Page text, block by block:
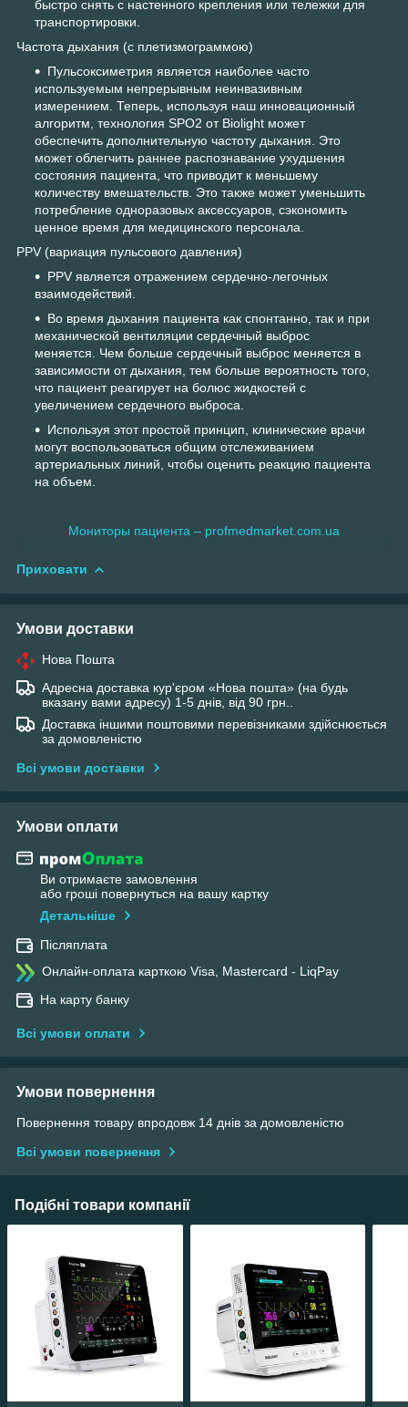
быстро снять с настенного крепления или тележки для
транспортировки.
Частота дыхания (с плетизмограммою)
Пульсоксиметрия является наиболее часто
используемым непрерывным неинвазивным
измерением. Теперь, используя наш инновационный
алгоритм, технология SPO2 от Biolight может
обеспечить дополнительную частоту дыхания. Это
может облегчить раннее распознавание ухудшения
состояния пациента, что приводит к меньшему
количеству вмешательств. Это также может уменьшить
потребление одноразовых аксессуаров, сэкономить
ценное время для медицинского персонала.
PPV (вариация пульсового давления)
PPV является отражением сердечно-легочных
взаимодействий.
Во время дыхания пациента как спонтанно, так и при
механической вентиляции сердечный выброс
меняется. Чем больше сердечный выброс меняется в
зависимости от дыхания, тем больше вероятность того,
что пациент реагирует на болюс жидкостей с
увеличением сердечного выброса.
Используя этот простой принцип, клинические врачи
могут воспользоваться общим отслеживанием
артериальных линий, чтобы оценить реакцию пациента
на объем.
Мониторы пациента – profmedmarket.com.ua
Приховати
Умови доставки
Нова Пошта
Адресна доставка кур'єром «Нова пошта» (на будь
вказану вами адресу) 1-5 днів, від 90 грн..
Доставка іншими поштовими перевізниками здійснюється
за домовленістю
Всі умови доставки
Умови оплати
Ви отримаєте замовлення
або гроші повернуться на вашу картку
Детальніше
Післяплата
Онлайн-оплата карткою Visa, Mastercard - LiqPay
На карту банку
Всі умови оплати
Умови повернення
Повернення товару впродовж 14 днів за домовленістю
Всі умови повернення
Подібні товари компанії